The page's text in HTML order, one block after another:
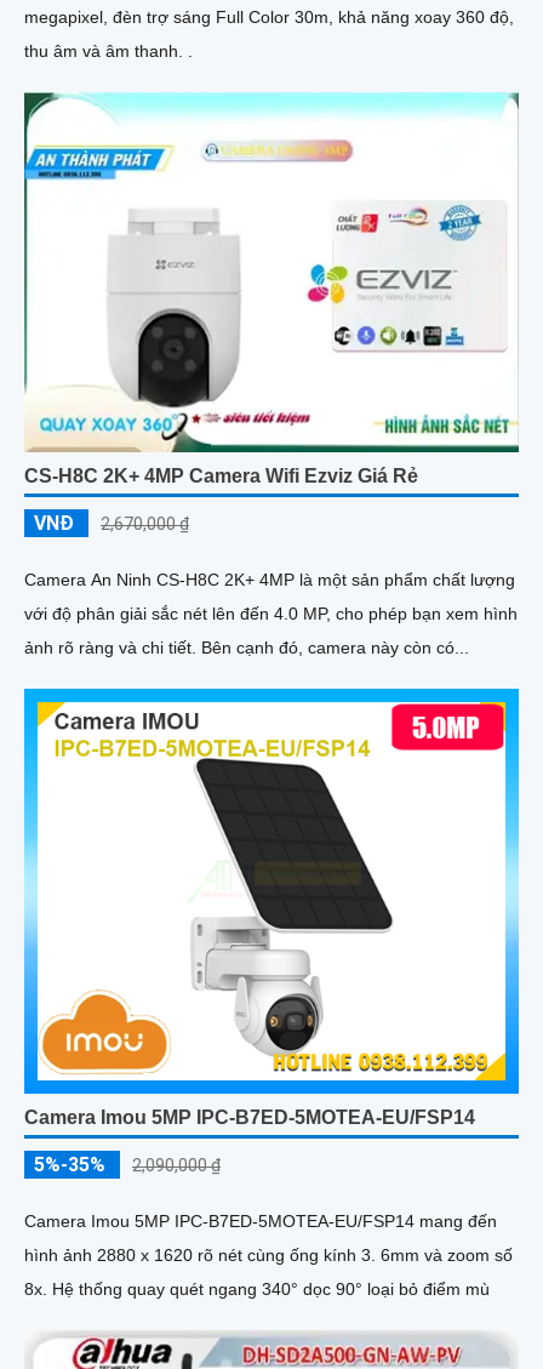
megapixel, đèn trợ sáng Full Color 30m, khả năng xoay 360 độ,
thu âm và âm thanh. .
CS-H8C 2K+ 4MP Camera Wifi Ezviz Giá Rẻ
VNĐ 2,670,000 ₫
Camera An Ninh CS-H8C 2K+ 4MP là một sản phẩm chất lượng
với độ phân giải sắc nét lên đến 4.0 MP, cho phép bạn xem hình
ảnh rõ ràng và chi tiết. Bên cạnh đó, camera này còn có...
Camera Imou 5MP IPC-B7ED-5MOTEA-EU/FSP14
5%-35% 2,090,000 ₫
Camera Imou 5MP IPC-B7ED-5MOTEA-EU/FSP14 mang đến
hình ảnh 2880 x 1620 rõ nét cùng ống kính 3. 6mm và zoom số
8x. Hệ thống quay quét ngang 340° dọc 90° loại bỏ điểm mù